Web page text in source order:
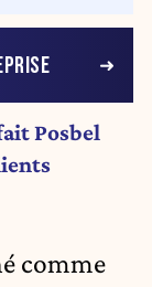
Posbel
comme